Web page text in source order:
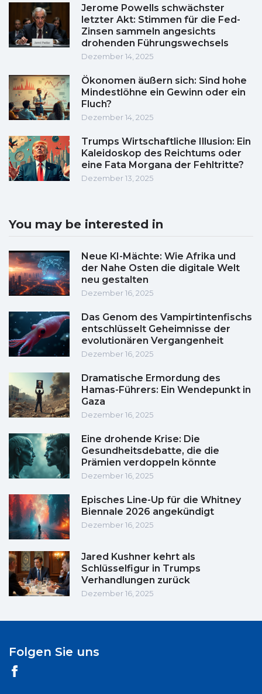
Jerome Powells schwächster
letzter Akt: Stimmen für die Fed-
Zinsen sammeln angesichts
drohenden Führungswechsels
Dezember 14, 2025
Ökonomen äußern sich: Sind hohe
Mindestlöhne ein Gewinn oder ein
Fluch?
Dezember 14, 2025
Trumps Wirtschaftliche Illusion: Ein
Kaleidoskop des Reichtums oder
eine Fata Morgana der Fehltritte?
Dezember 13, 2025
You may be interested in
Neue KI-Mächte: Wie Afrika und
der Nahe Osten die digitale Welt
neu gestalten
Dezember 16, 2025
Das Genom des Vampirtintenfischs
entschlüsselt Geheimnisse der
evolutionären Vergangenheit
Dezember 16, 2025
Dramatische Ermordung des
Hamas-Führers: Ein Wendepunkt in
Gaza
Dezember 16, 2025
Eine drohende Krise: Die
Gesundheitsdebatte, die die
Prämien verdoppeln könnte
Dezember 16, 2025
Episches Line-Up für die Whitney
Biennale 2026 angekündigt
Dezember 16, 2025
Jared Kushner kehrt als
Schlüsselfigur in Trumps
Verhandlungen zurück
Dezember 16, 2025
Folgen Sie uns